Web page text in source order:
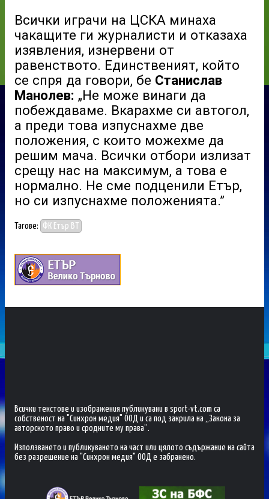
Всички играчи на ЦСКА минаха
чакащите ги журналисти и отказаха
изявления, изнервени от
равенството. Единственият, който
се спря да говори, бе Станислав
Манолев: „Не може винаги да
побеждаваме. Вкарахме си автогол,
а преди това изпуснахме две
положения, с които можехме да
решим мача. Всички отбори излизат
срещу нас на максимум, а това е
нормално. Не сме подценили Етър,
но си изпуснахме положенията.”
Тагове: ФК Етър ВТ
Всички текстове и изображения публикувани в sport-vt.com са
собственост на "Синхрон медия" ООД и са под закрила на „Закона за
авторското право и сродните му права“.
Използването и публикуването на част или цялото съдържание на сайта
без разрешение на "Синхрон медия" ООД е забранено.